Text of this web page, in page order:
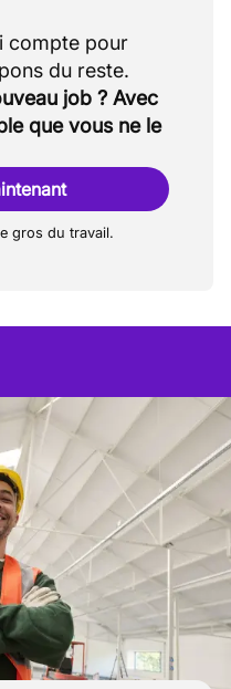
compte pour
job ? Avec
que vous ne le
gros du travail.